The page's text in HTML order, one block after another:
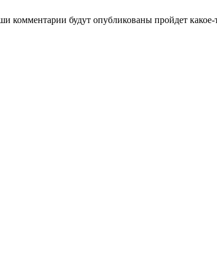
комментарии будут опубликованы пройдет какое-